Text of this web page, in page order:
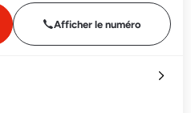
Afficher le numéro